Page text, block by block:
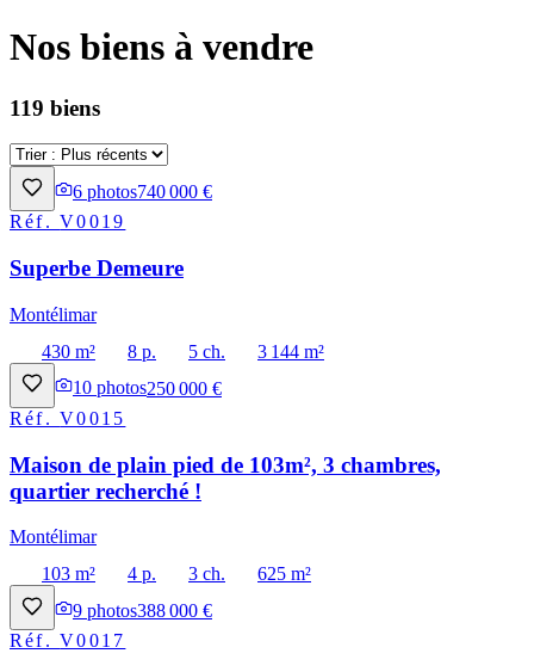
Nos biens à vendre
119 biens
6 photos740 000 €
Réf.V0019
Superbe Demeure
Montélimar
430 m²
8 p. 5 ch.
3 144 m²
10 photos250 000 €
Réf.V0015
Maison de plain pied de 103m², 3 chambres,
quartier recherché !
Montélimar
103 m²
4 p. 3 ch.
625 m²
9 photos388 000 €
Réf.V0017